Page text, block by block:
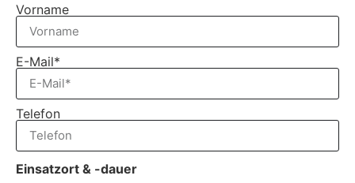
Vorname
E-Mail*
Telefon
Einsatzort & -dauer